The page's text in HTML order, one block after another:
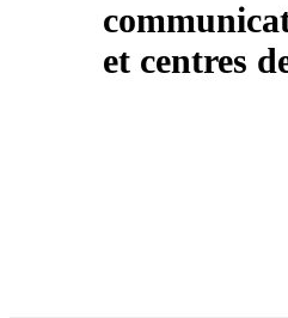
et centres